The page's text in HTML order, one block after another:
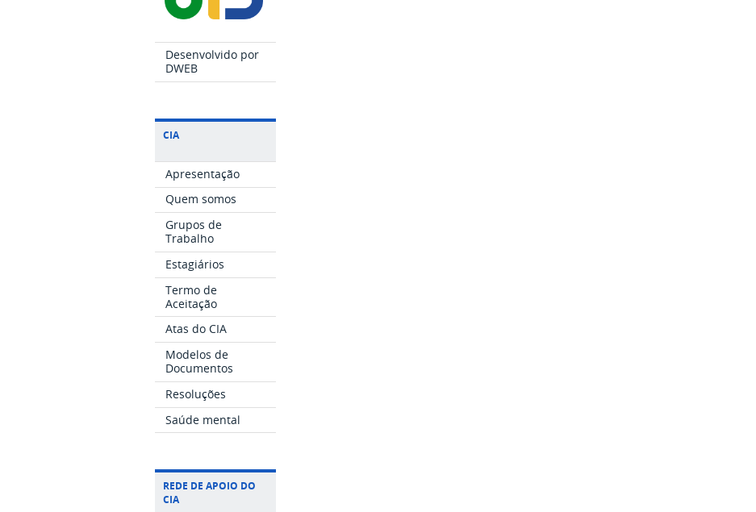
Desenvolvido por
DWEB
CIA
Apresentação
Quem somos
Grupos de
Trabalho
Estagiários
Termo de
Aceitação
Atas do CIA
Modelos de
Documentos
Resoluções
Saúde mental
REDE DE APOIO DO
CIA